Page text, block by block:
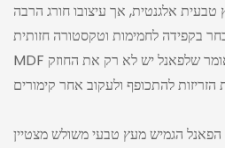
אלגנטית, אך עיצובו חורג הרבה
בקפידה לחמימות וטקסטורה חזותית,
MDF ליציבות מבנית, וגב בד לא ארוג המאפשר גמישות. שילוב זה אומר שלפאנל יש לא רק את החוזק
הפאנל הגמיש מעץ טבעי משולש מצטיין